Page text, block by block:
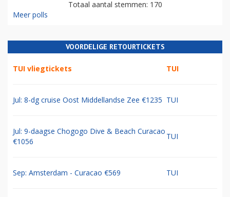
Totaal aantal stemmen: 170
Meer polls
VOORDELIGE RETOURTICKETS
TUI vliegtickets TUI
Jul: 8-dg cruise Oost Middellandse Zee €1235 TUI
Jul: 9-daagse Chogogo Dive & Beach Curacao
€1056
TUI
Sep: Amsterdam - Curacao €569 TUI